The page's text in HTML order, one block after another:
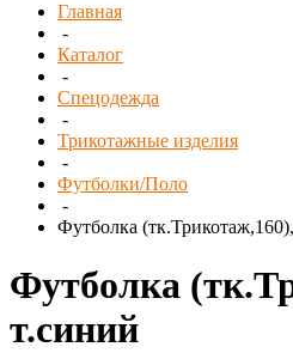
Главная
-
Каталог
-
Спецодежда
-
Трикотажные изделия
-
Футболки/Поло
-
Футболка
Футболка
т.синий